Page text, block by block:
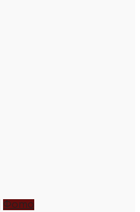
Фото